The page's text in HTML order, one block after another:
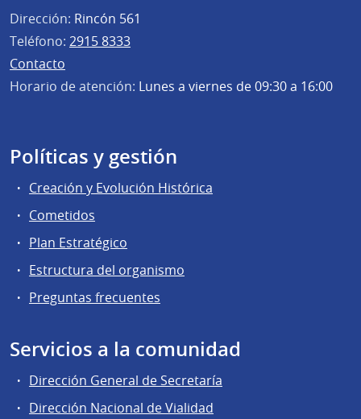
Dirección: Rincón 561
Teléfono: 2915 8333
Contacto
Horario de atención: Lunes a viernes de 09:30 a 16:00
Políticas y gestión
Creación y Evolución Histórica
Cometidos
Plan Estratégico
Estructura del organismo
Preguntas frecuentes
Servicios a la comunidad
Dirección General de Secretaría
Dirección Nacional de Vialidad